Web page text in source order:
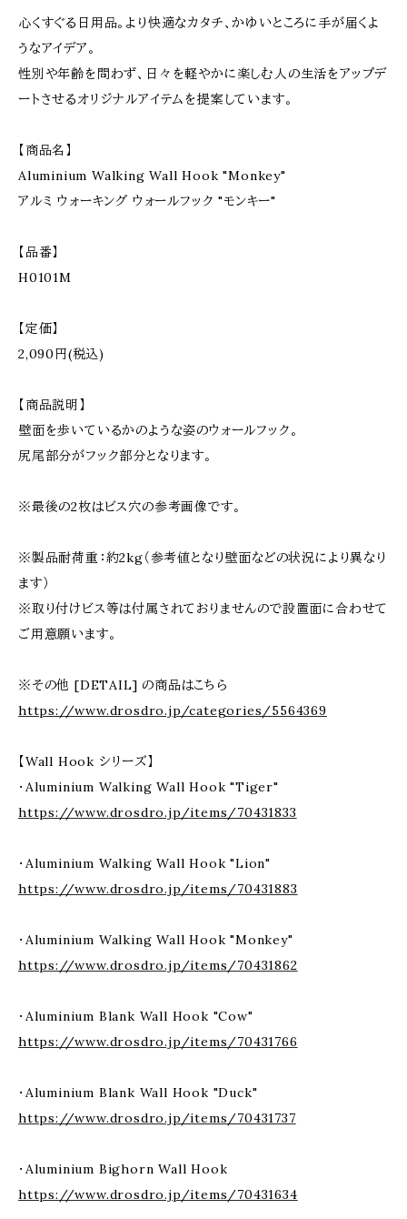
心くすぐる日用品。より快適なカタチ、かゆいところに手が届くよ
うなアイデア。
性別や年齢を問わず、日々を軽やかに楽しむ人の生活をアップデ
ートさせるオリジナルアイテムを提案しています。
【商品名】
Aluminium Walking Wall Hook "Monkey"
アルミ ウォーキング ウォールフック "モンキー"
【品番】
H0101M
【定価】
2,090円(税込)
【商品説明】
壁面を歩いているかのような姿のウォールフック。
尻尾部分がフック部分となります。
※最後の2枚はビス穴の参考画像です。
※製品耐荷重：約2kg（参考値となり壁面などの状況により異なり
ます）
※取り付けビス等は付属されておりませんので設置面に合わせて
ご用意願います。
※その他 [DETAIL] の商品はこちら
https://www.drosdro.jp/categories/5564369
【Wall Hook シリーズ】
・Aluminium Walking Wall Hook "Tiger"
https://www.drosdro.jp/items/70431833
・Aluminium Walking Wall Hook "Lion"
https://www.drosdro.jp/items/70431883
・Aluminium Walking Wall Hook "Monkey"
https://www.drosdro.jp/items/70431862
・Aluminium Blank Wall Hook "Cow"
https://www.drosdro.jp/items/70431766
・Aluminium Blank Wall Hook "Duck"
https://www.drosdro.jp/items/70431737
・Aluminium Bighorn Wall Hook
https://www.drosdro.jp/items/70431634